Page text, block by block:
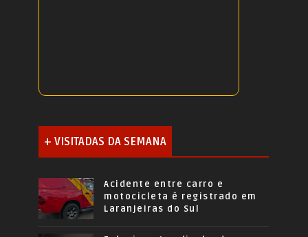
+ VISITADAS DA SEMANA
Acidente entre carro e
motocicleta é registrado em
Laranjeiras do Sul